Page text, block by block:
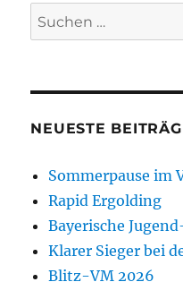
Suchen
nach:
NEUESTE
Sommerpause im
Rapid Ergolding
Bayerische
Klarer Sieger bei
Blitz-VM 2026